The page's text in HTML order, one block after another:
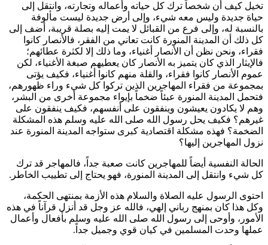
تخيل كيف أن شخصاً ترك كل حياته وأعماله وتجارته، وانتقل إلى
حياة جديدة وليس معه شيء، وإلى أرض جديدة ليست مألوفة
بالنسبة له، وإلى فرع من القبائل لا يمت إليه بصلة قريبة، أضف إلى
كل ذلك أن المدينة المنورة كانت تعاني من الفقر، فالأنصار كانوا
فقراء، ونحن نظن أن الأنصار أغنياء، وما ذلك إلا لكثرة عطائهم؛
فالإيثار الذي كان يتميز به الأنصار كان يعطيهم صبغة الأغنياء، لكن
عموم الأنصار كانوا فقراء، والقلة منهم كانوا أغنياء، فكيف يؤتى
بمجموعة من فقراء المهاجرين الذين تركوا كل شيء وراء ظهورهم،
فتحمل المدينة المنورة عبئاً ضخماً بإيواء مجموعة أخرى من البشر،
وهم لا يكادون يعيشون وينفقون على أنفسهم، فكيف ينفقون على
غيرهم؟ فكيف يحل رسول الله صلى الله عليه وسلم هذه المشكلة
الضخمة؟ فهذه مشكلة اقتصادية كبرى ستواجه المدينة المنورة عند
نزول المهاجرين إليها؟
الحالة النفسية أيضاً للمهاجرين كانت صعبة جداً، فالمهاجر قد ترك
كل شيء وانتقل إلى المدينة المنورة، فهو يحتاج إلى تطييب الخاطر.
احتوى الرسول عليه الصلاة والسلام هذه الأزمة بمنتهى الحكمة،
وكل هذا كان بمنهج رباني إلهي، فالله عز وجل قد أنزل قرآناً في هذه
الأمور، وأوحى إلى رسول الله صلى الله عليه وسلم بأفعال وأعمال
عملها وحدت المسلمين في كيان قوي وجميل جداً.